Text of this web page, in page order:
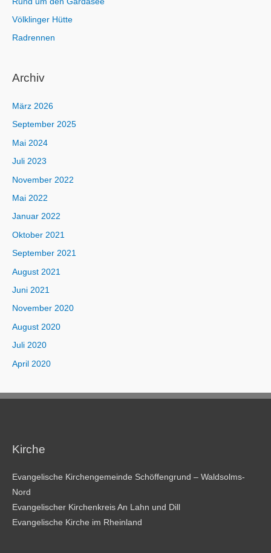
Völklinger Hütte
Radrennen
Archiv
März 2026
September 2025
Mai 2024
Juli 2023
November 2022
Mai 2022
Januar 2022
Oktober 2021
September 2021
August 2021
Juni 2021
November 2020
August 2020
Juli 2020
April 2020
Kirche
Evangelische Kirchengemeinde Schöffengrund – Waldsolms-
Nord
Evangelischer Kirchenkreis An Lahn und Dill
Evangelische Kirche im Rheinland